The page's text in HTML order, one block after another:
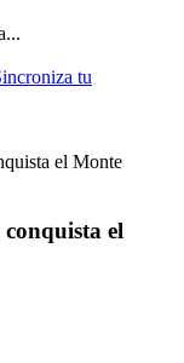
tu
el Monte
el